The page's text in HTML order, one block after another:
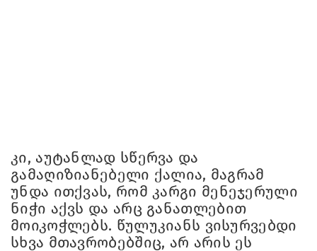
კი, აუტანლად სწერვა და
გამაღიზიანებელი ქალია, მაგრამ
უნდა ითქვას, რომ კარგი მენეჯერული
ნიჭი აქვს და არც განათლებით
მოიკოჭლებს. წულუკიანს ვისურვებდი
სხვა მთავრობებშიც, არ არის ეს